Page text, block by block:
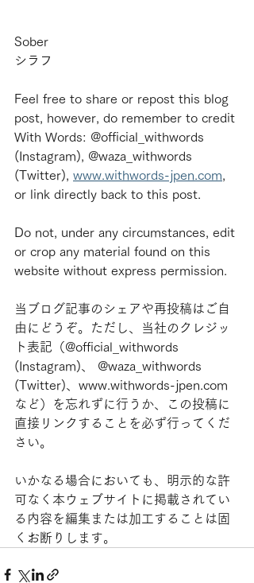
Sober
シラフ
Feel free to share or repost this blog
post, however, do remember to credit
With Words: @official_withwords
(Instagram), @waza_withwords
(Twitter), www.withwords-jpen.com
or link directly back to this post.
Do not, under any circumstances, edit
or crop any material found on this
website without express permission.
当ブログ記事のシェアや再投稿はご自
由にどうぞ。ただし、当社のクレジッ
ト表記（@official_withwords
(Instagram)、 @waza_withwords
(Twitter)、www.withwords-jpen.com
など）を忘れずに行うか、この投稿に
直接リンクすることを必ず行ってくだ
さい。
いかなる場合においても、明示的な許
可なく本ウェブサイトに掲載されてい
る内容を編集または加工することは固
くお断りします。